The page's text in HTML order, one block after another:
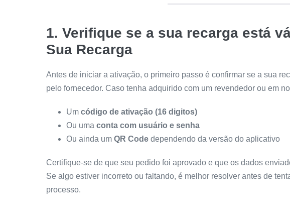
1. Verifique se a sua recarga está
Sua Recarga
Antes de iniciar a ativação, o primeiro passo é confirmar se a sua
pelo fornecedor. Caso tenha adquirido com um revendedor ou em
Um código de ativação (16 digitos)
Ou uma conta com usuário e senha
Ou ainda um QR Code dependendo da versão do aplicativo
Certifique-se de que seu pedido foi aprovado e que os dados
Se algo estiver incorreto ou faltando, é melhor resolver antes de
processo.